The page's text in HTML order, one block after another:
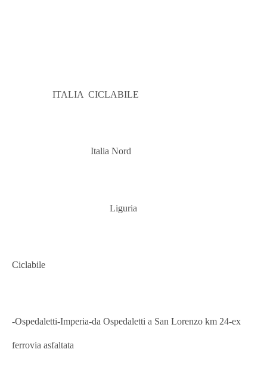
ITALIA CICLABILE
Italia Nord
Liguria
Ciclabile
-Ospedaletti-Imperia-da Ospedaletti a San Lorenzo km 24-ex
ferrovia asfaltata